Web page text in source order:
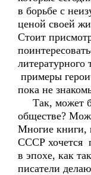
в борьбе с
ценой своей
Стоит
литературного
примеры
пока не
Так, может
обществе?
Многие книги,
СССР хочется
в эпохе, как
писатели